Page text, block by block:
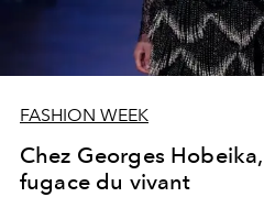
FASHION WEEK
Chez Georges
fugace du vivant